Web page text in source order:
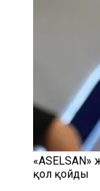
«ASELSAN»
қол қойды